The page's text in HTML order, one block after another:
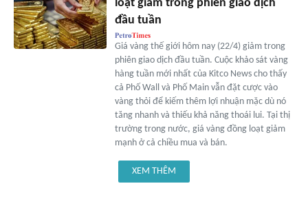
loạt giảm trong phiên giao dịch
đầu tuần
Giá vàng thế giới hôm nay (22/4) giảm trong
phiên giao dịch đầu tuần. Cuộc khảo sát vàng
hàng tuần mới nhất của Kitco News cho thấy
cả Phố Wall và Phố Main vẫn đặt cược vào
vàng thỏi để kiếm thêm lợi nhuận mặc dù nó
tăng nhanh và thiếu khả năng thoái lui. Tại thị
trường trong nước, giá vàng đồng loạt giảm
mạnh ở cả chiều mua và bán.
XEM THÊM